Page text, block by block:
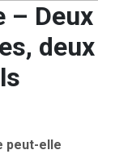
– Deux
deux
peut-elle